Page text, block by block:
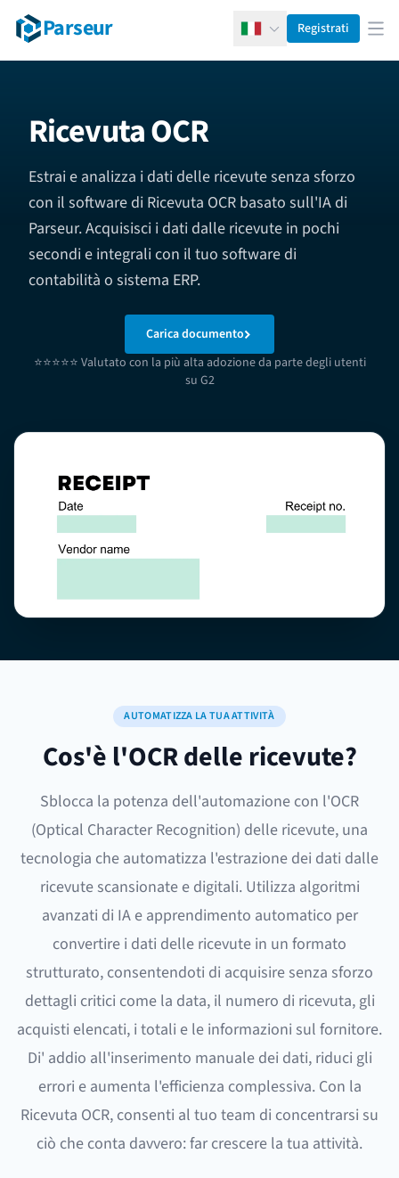
Parseur ItalianoRegistrati
Ricevuta OCR
Estrai e analizza i dati delle ricevute senza sforzo
con il software di Ricevuta OCR basato sull'IA di
Parseur. Acquisisci i dati dalle ricevute in pochi
secondi e integrali con il tuo software di
contabilità o sistema ERP.
Carica documento
⭐⭐⭐⭐⭐ Valutato con la più alta adozione da parte degli utenti
su G2
AUTOMATIZZA LA TUA ATTIVITÀ
Cos'è l'OCR delle ricevute?
Sblocca la potenza dell'automazione con l'OCR
(Optical Character Recognition) delle ricevute, una
tecnologia che automatizza l'estrazione dei dati dalle
ricevute scansionate e digitali. Utilizza algoritmi
avanzati di IA e apprendimento automatico per
convertire i dati delle ricevute in un formato
strutturato, consentendoti di acquisire senza sforzo
dettagli critici come la data, il numero di ricevuta, gli
acquisti elencati, i totali e le informazioni sul fornitore.
Di' addio all'inserimento manuale dei dati, riduci gli
errori e aumenta l'efficienza complessiva. Con la
Ricevuta OCR, consenti al tuo team di concentrarsi su
ciò che conta davvero: far crescere la tua attività.